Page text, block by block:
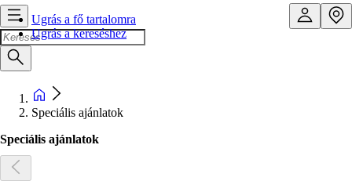
Ugrás a fő tartalomra
Ugrás a kereséshez
Speciális ajánlatok
Speciális ajánlatok